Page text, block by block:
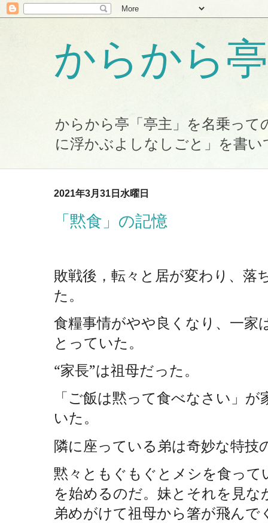
からから
からから亭「亭主」を名乗っ
に浮かぶよしなしごと」を書い
2021年3月31日水曜日
「黙食」の記憶
敗戦後，転々と居が変わり、落
た。
食糧事情がやや良くなり、一家
とっていた。
“家長”は祖母だった。
「ご飯は黙って食べなさい」
いた。
隣に座っている弟は奇妙な特技
黙々ともぐもぐとメシを食って
を始めるのだ。妹とそれを見
弟めがけて祖母から箸が飛んで